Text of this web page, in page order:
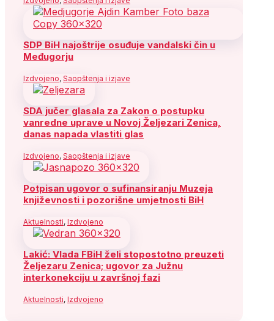
SDP BiH najoštrije osuđuje vandalski čin u
Međugorju
Izdvojeno, Saopštenja i izjave
SDA jučer glasala za Zakon o postupku
vanredne uprave u Novoj Željezari Zenica,
danas napada vlastiti glas
Izdvojeno, Saopštenja i izjave
Potpisan ugovor o sufinansiranju Muzeja
književnosti i pozorišne umjetnosti BiH
Aktuelnosti, Izdvojeno
Lakić: Vlada FBiH želi stopostotno preuzeti
Željezaru Zenica; ugovor za Južnu
interkonekciju u završnoj fazi
Aktuelnosti, Izdvojeno